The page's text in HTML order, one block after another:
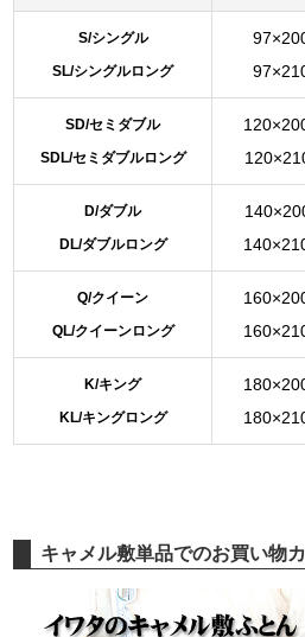
S/シングル
SL/シングルロング
SD/セミダブル
SDL/セミダブルロング
D/ダブル
DL/ダブルロング
Q/クイーン
QL/クイーンロング
K/キング
KL/キングロング
キャメル敷単品でのお買い物